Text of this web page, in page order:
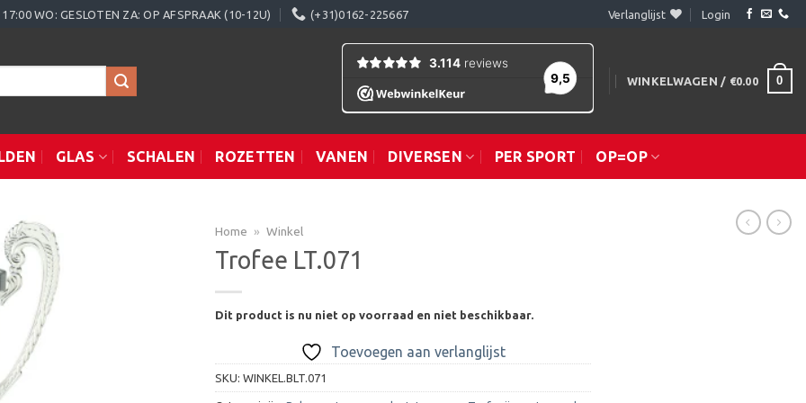
WO: GESLOTEN ZA: OP AFSPRAAK (10-12U) (+31)0162-225667 Verlanglijst Login
WINKELWAGEN / €0.00 0
GLAS SCHALEN ROZETTEN VANEN DIVERSEN PER SPORT OP=OP
Home » Winkel
Trofee LT.071
Dit product is nu niet op voorraad en niet beschikbaar.
Toevoegen aan verlanglijst
SKU: WINKEL.BLT.071